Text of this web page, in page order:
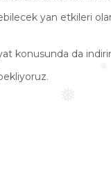
yan etkileri
konusunda da